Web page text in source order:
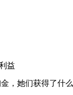
益
，她们获得了什